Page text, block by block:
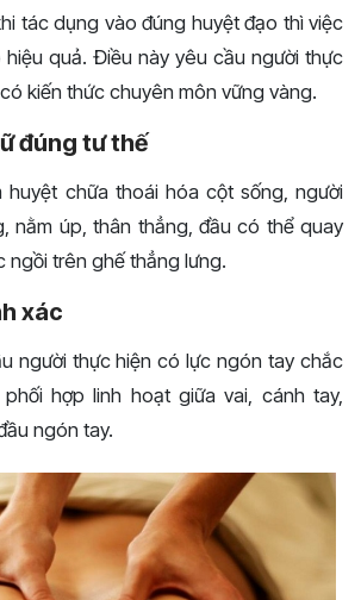
tác dụng vào đúng huyệt đạo thì việc
hiệu quả. Điều này yêu cầu người thực
kiến thức chuyên môn vững vàng.
đúng tư thế
huyệt chữa thoái hóa cột sống, người
nằm úp, thân thẳng, đầu có thể quay
ngồi trên ghế thẳng lưng.
xác
người thực hiện có lực ngón tay chắc
hợp linh hoạt giữa vai, cánh tay,
ngón tay.